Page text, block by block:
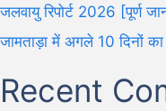
जलवायु रिपोर्ट 2026 [पूर्ण
जामताड़ा में अगले 10 दिनों
Recent